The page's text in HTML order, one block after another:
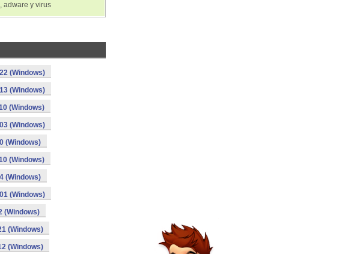
adware y virus
(Windows)
(Windows)
(Windows)
(Windows)
(Windows)
(Windows)
(Windows)
(Windows)
(Windows)
(Windows)
(Windows)